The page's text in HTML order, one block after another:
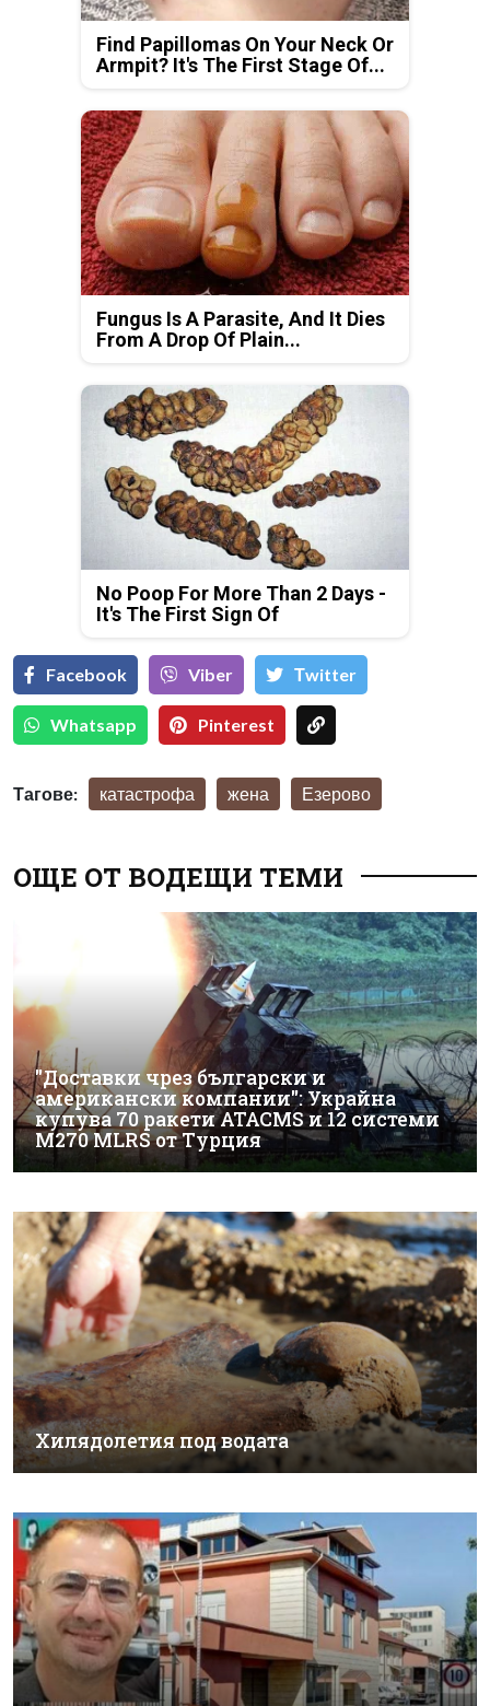
Find Papillomas On Your Neck Or
Armpit? It's The First Stage Of...
Fungus Is A Parasite, And It Dies
From A Drop Of Plain...
No Poop For More Than 2 Days -
It's The First Sign Of
Facebook Viber Тwitter
Whatsapp Pinterest
Тагове: катастрофа жена Езерово
ОЩЕ ОТ ВОДЕЩИ ТЕМИ
"Доставки чрез български и
американски компании": Украйна
купува 70 ракети ATACMS и 12 системи
M270 MLRS от Турция
Хилядолетия под водата